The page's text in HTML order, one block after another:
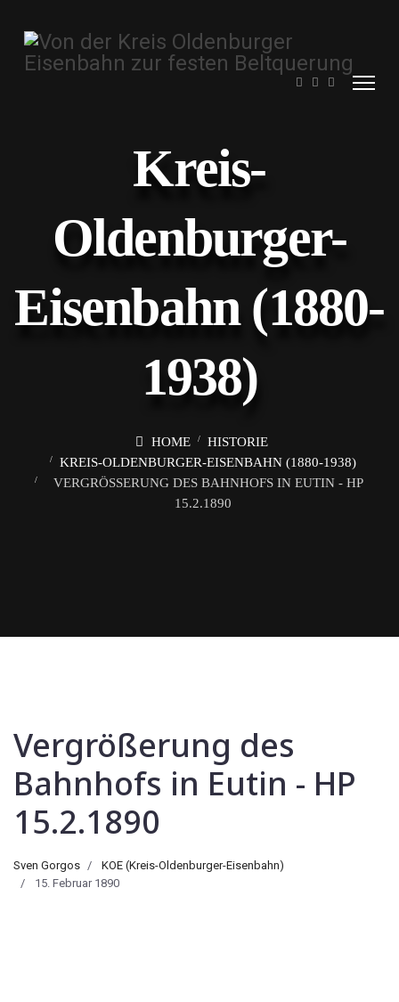
Kreis-
Oldenburger-
Eisenbahn (1880-
1938)
HOME
HISTORIE
KREIS-OLDENBURGER-EISENBAHN (1880-1938)
VERGRÖSSERUNG DES BAHNHOFS IN EUTIN - HP 1
5.2.1890
Vergrößerung des
Bahnhofs in Eutin - HP
15.2.1890
Sven Gorgos
KOE (Kreis-Oldenburger-Eisenbahn)
15. Februar 1890